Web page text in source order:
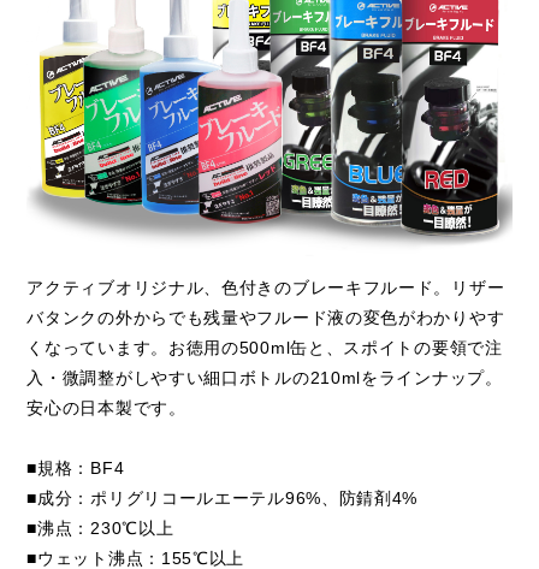
閉じる
アクティブオリジナル、色付きのブレーキフルード。リザー
バタンクの外からでも残量やフルード液の変色がわかりやす
くなっています。お徳用の500ml缶と、スポイトの要領で注
入・微調整がしやすい細口ボトルの210mlをラインナップ。
安心の日本製です。
■規格：BF4
■成分：ポリグリコールエーテル96%、防錆剤4%
■沸点：230℃以上
■ウェット沸点：155℃以上